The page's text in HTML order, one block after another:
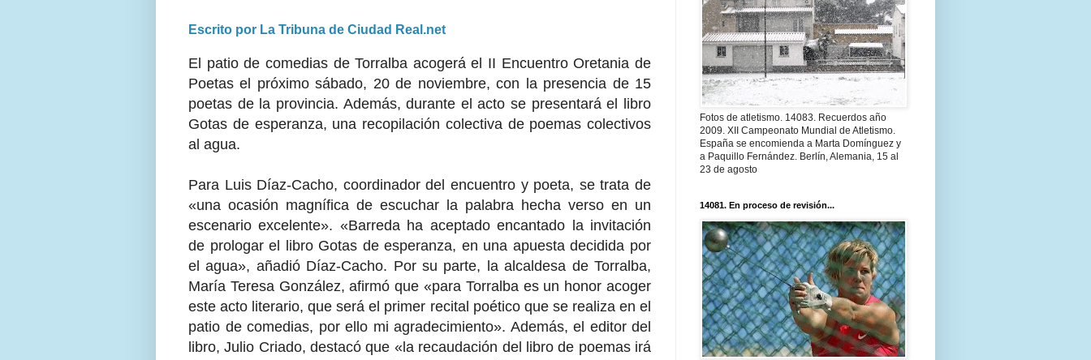
Escrito por La Tribuna de Ciudad Real.net
El patio de comedias de Torralba acogerá el II Encuentro Oretania de
Poetas el próximo sábado, 20 de noviembre, con la presencia de 15
poetas de la provincia. Además, durante el acto se presentará el libro
Gotas de esperanza, una recopilación colectiva de poemas colectivos
al agua.
Para Luis Díaz-Cacho, coordinador del encuentro y poeta, se trata de
«una ocasión magnífica de escuchar la palabra hecha verso en un
escenario excelente». «Barreda ha aceptado encantado la invitación
de prologar el libro Gotas de esperanza, en una apuesta decidida por
el agua», añadió Díaz-Cacho. Por su parte, la alcaldesa de Torralba,
María Teresa González, afirmó que «para Torralba es un honor acoger
este acto literario, que será el primer recital poético que se realiza en el
patio de comedias, por ello mi agradecimiento». Además, el editor del
libro, Julio Criado, destacó que «la recaudación del libro de poemas irá
Fotos de atletismo. 14083. Recuerdos año
2009. XII Campeonato Mundial de Atletismo.
España se encomienda a Marta Domínguez y
a Paquillo Fernández. Berlín, Alemania, 15 al
23 de agosto
14081. En proceso de revisión...